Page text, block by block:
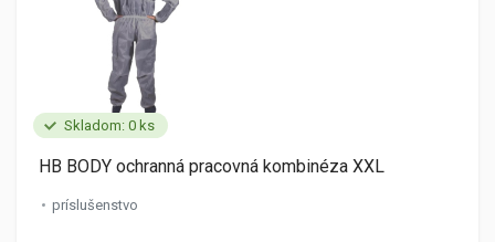
Skladom: 0 ks
HB BODY ochranná pracovná kombinéza XXL
príslušenstvo